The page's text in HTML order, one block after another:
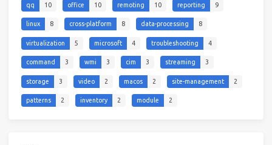
qq 10 office 10 remoting 10 reporting 9
linux 8 cross-platform 8 data-processing 8
virtualization 5 microsoft 4 troubleshooting 4
command 3 wmi 3 cim 3 streaming 3
storage 3 video 2 macos 2 site-management 2
patterns 2 inventory 2 module 2